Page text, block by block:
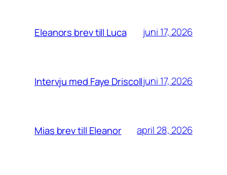
Eleanors brev till Luca juni 17, 2026
Intervju med Faye Driscolljuni 17, 2026
Mias brev till Eleanor april 28, 2026